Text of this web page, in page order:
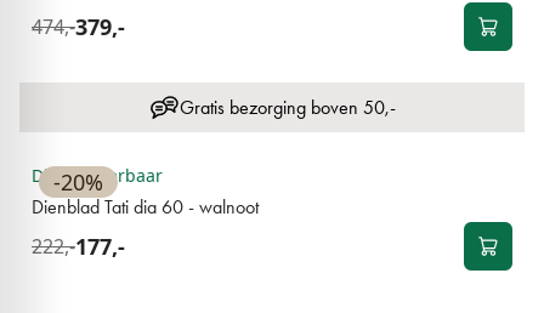
474,-379,-
Gratis bezorging boven 50,-
BESTSELLER
-20%
Direct leverbaar
Dienblad Tati dia 60 - walnoot
222,-177,-